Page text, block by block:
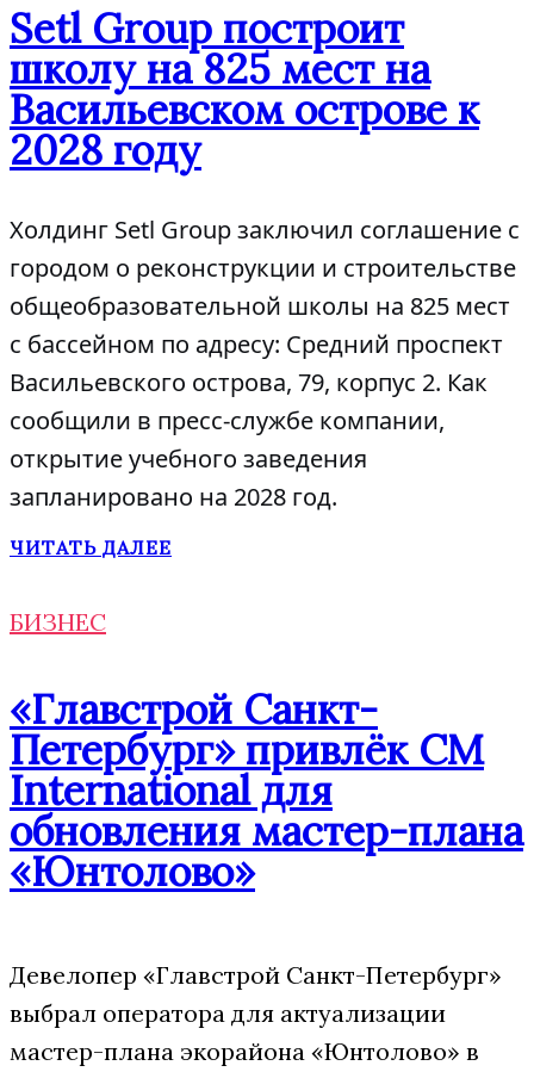
Setl Group построит
школу на 825 мест на
Васильевском острове к
2028 году
Холдинг Setl Group заключил соглашение с
городом о реконструкции и строительстве
общеобразовательной школы на 825 мест
с бассейном по адресу: Средний проспект
Васильевского острова, 79, корпус 2. Как
сообщили в пресс-службе компании,
открытие учебного заведения
запланировано на 2028 год.
ЧИТАТЬ ДАЛЕЕ
БИЗНЕС
«Главстрой Санкт-
Петербург» привлёк CM
International для
обновления мастер-плана
«Юнтолово»
Девелопер «Главстрой Санкт-Петербург»
выбрал оператора для актуализации
мастер-плана экорайона «Юнтолово» в